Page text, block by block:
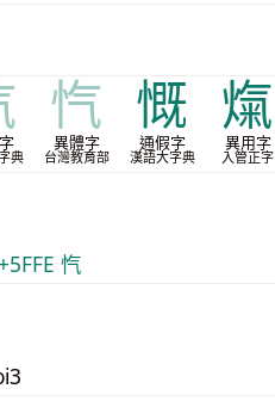
典
忾
異體字
台灣教育部
慨
通假字
漢語大字典
熂
異用字
入管正字
忾